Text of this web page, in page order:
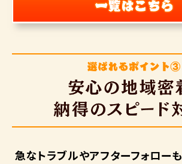
急なトラブルやアフターフォローも